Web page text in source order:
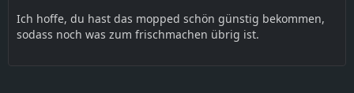
Ich hoffe, du hast das mopped schön günstig bekommen,
sodass noch was zum frischmachen übrig ist.